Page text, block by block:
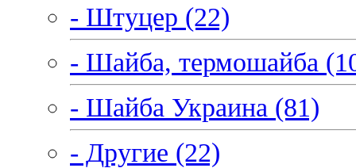
- Штуцер (22)
- Шайба, термошайба
- Шайба Украина (81)
- Другие (22)